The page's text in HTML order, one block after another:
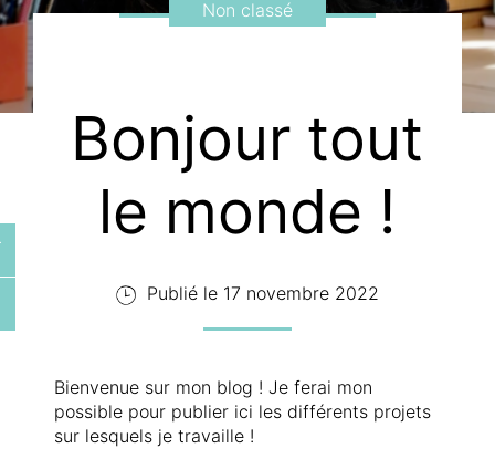
Non classé
Bonjour tout
le monde !
Publié le 17 novembre 2022
Bienvenue sur mon blog ! Je ferai mon
possible pour publier ici les différents projets
sur lesquels je travaille !